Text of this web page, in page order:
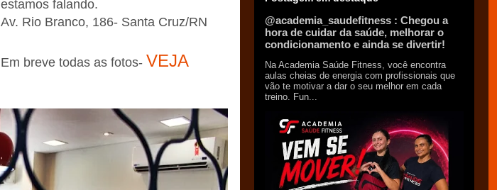
estamos falando.
Av. Rio Branco, 186- Santa Cruz/RN
Em breve todas as fotos- VEJA
@academia_saudefitness : Chegou a
hora de cuidar da saúde, melhorar o
condicionamento e ainda se divertir!
Na Academia Saúde Fitness, você encontra
aulas cheias de energia com profissionais que
vão te motivar a dar o seu melhor em cada
treino. Fun...